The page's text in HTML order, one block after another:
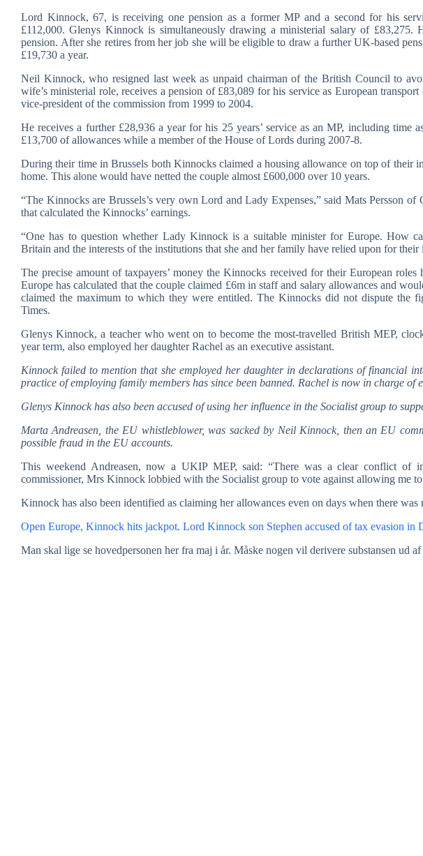
Lord Kinnock, 67, is receiving one pension as a former MP and a second for his
£112,000. Glenys Kinnock is simultaneously drawing a ministerial salary of £83,275.
pension. After she retires from her job she will be eligible to draw a further UK-based
£19,730 a year.
Neil Kinnock, who resigned last week as unpaid chairman of the British Council to
wife’s ministerial role, receives a pension of £83,089 for his service as European
vice-president of the commission from 1999 to 2004.
He receives a further £28,936 a year for his 25 years’ service as an MP, including time
£13,700 of allowances while a member of the House of Lords during 2007-8.
During their time in Brussels both Kinnocks claimed a housing allowance on top of their
home. This alone would have netted the couple almost £600,000 over 10 years.
“The Kinnocks are Brussels’s very own Lord and Lady Expenses,” said Mats Persson
that calculated the Kinnocks’ earnings.
“One has to question whether Lady Kinnock is a suitable minister for Europe. How
Britain and the interests of the institutions that she and her family have relied upon for their
The precise amount of taxpayers’ money the Kinnocks received for their European
Europe has calculated that the couple claimed £6m in staff and salary allowances and
claimed the maximum to which they were entitled. The Kinnocks did not dispute the
Times.
Glenys Kinnock, a teacher who went on to become the most-travelled British MEP,
year term, also employed her daughter Rachel as an executive assistant.
Kinnock failed to mention that she employed her daughter in declarations of financial
practice of employing family members has since been banned. Rachel is now in charge of
Glenys Kinnock has also been accused of using her influence in the Socialist group to
Marta Andreasen, the EU whistleblower, was sacked by Neil Kinnock, then an EU
possible fraud in the EU accounts.
This weekend Andreasen, now a UKIP MEP, said: “There was a clear conflict of
commissioner, Mrs Kinnock lobbied with the Socialist group to vote against allowing me
Kinnock has also been identified as claiming her allowances even on days when there was
Open Europe, Kinnock hits jackpot. Lord Kinnock son Stephen accused of tax evasion in
Man skal lige se hovedpersonen her fra maj i år. Måske nogen vil derivere substansen ud